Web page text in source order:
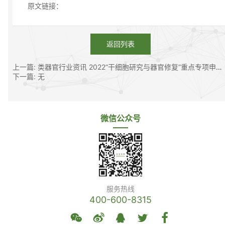
原文链接：
返回列表
上一篇: 类器官行业资讯 2022“干细胞研究与器官修复”重点专项申报指南（征求意见稿）
下一篇: 无
微信公众号
服务热线
400-600-8315